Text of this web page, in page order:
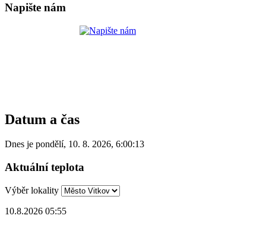
Napište nám
Datum a čas
Dnes je pondělí, 10. 8. 2026, 6:00:13
Aktuální teplota
Výběr lokality
10.8.2026 05:55